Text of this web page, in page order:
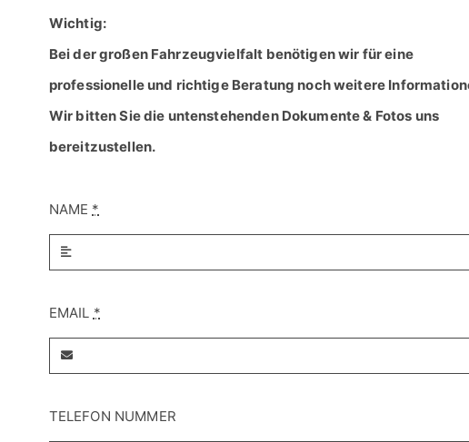
Wichtig:
Bei der großen Fahrzeugvielfalt benötigen wir für eine
professionelle und richtige Beratung noch weitere
Wir bitten Sie die untenstehenden Dokumente & Fotos uns
bereitzustellen.
NAME *
EMAIL *
TELEFON NUMMER